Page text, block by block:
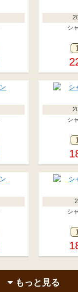
シ
シ
シ
もっと見る